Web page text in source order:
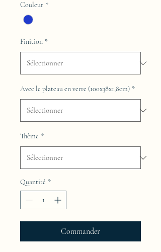
Couleur *
Finition *
Avec le plateau en verre (100x38x1,8cm) *
Thème *
Quantité *
Commander